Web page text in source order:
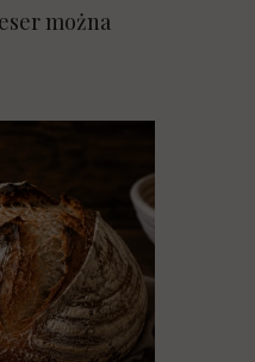
można